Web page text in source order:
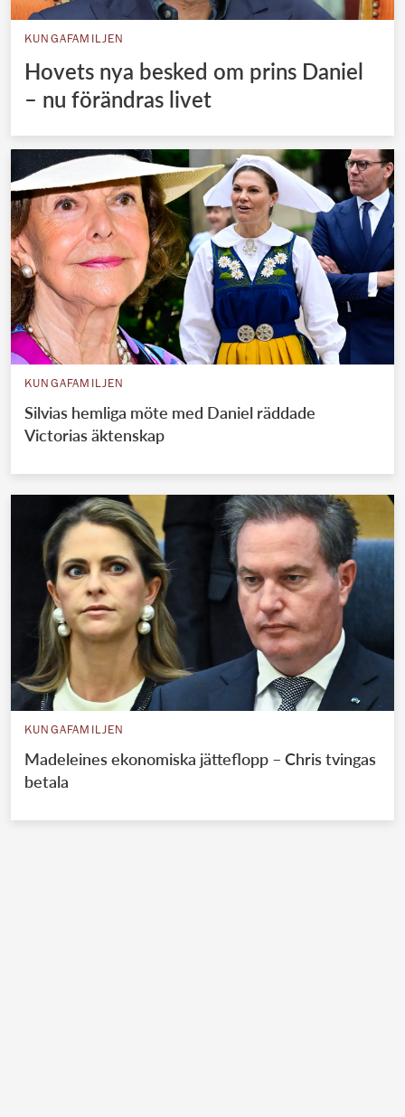
KUNGAFAMILJEN
Hovets nya besked om prins Daniel
– nu förändras livet
KUNGAFAMILJEN
Silvias hemliga möte med Daniel räddade
Victorias äktenskap
KUNGAFAMILJEN
Madeleines ekonomiska jätteflopp – Chris tvingas
betala